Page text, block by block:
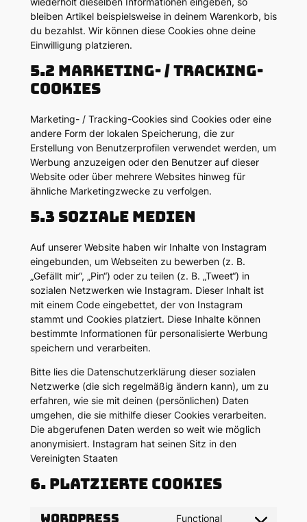
bleiben Artikel beispielsweise in deinem Warenkorb, bis
du bezahlst. Wir können diese Cookies ohne deine
Einwilligung platzieren.
5.2 Marketing- / Tracking-
Cookies
Marketing- / Tracking-Cookies sind Cookies oder eine
andere Form der lokalen Speicherung, die zur
Erstellung von Benutzerprofilen verwendet werden, um
Werbung anzuzeigen oder den Benutzer auf dieser
Website oder über mehrere Websites hinweg für
ähnliche Marketingzwecke zu verfolgen.
5.3 Soziale Medien
Auf unserer Website haben wir Inhalte von Instagram
eingebunden, um Webseiten zu bewerben (z. B.
„Gefällt mir“, „Pin“) oder zu teilen (z. B. „Tweet“) in
sozialen Netzwerken wie Instagram. Dieser Inhalt ist
mit einem Code eingebettet, der von Instagram
stammt und Cookies platziert. Diese Inhalte können
bestimmte Informationen für personalisierte Werbung
speichern und verarbeiten.
Bitte lies die Datenschutzerklärung dieser sozialen
Netzwerke (die sich regelmäßig ändern kann), um zu
erfahren, wie sie mit deinen (persönlichen) Daten
umgehen, die sie mithilfe dieser Cookies verarbeiten.
Die abgerufenen Daten werden so weit wie möglich
anonymisiert. Instagram hat seinen Sitz in den
Vereinigten Staaten
6. Platzierte Cookies
WordPress Functional